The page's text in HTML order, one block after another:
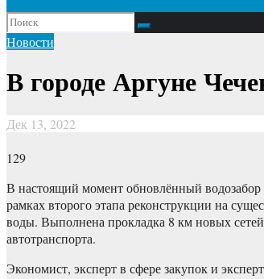
Новости
В городе Аргуне
Дек 13, 2022
129
В настоящий момент обновлённый водозабор
рамках второго этапа реконструкции на
воды. Выполнена прокладка 8 км новых
автотранспорта.
Экономист, эксперт в сфере закупок и